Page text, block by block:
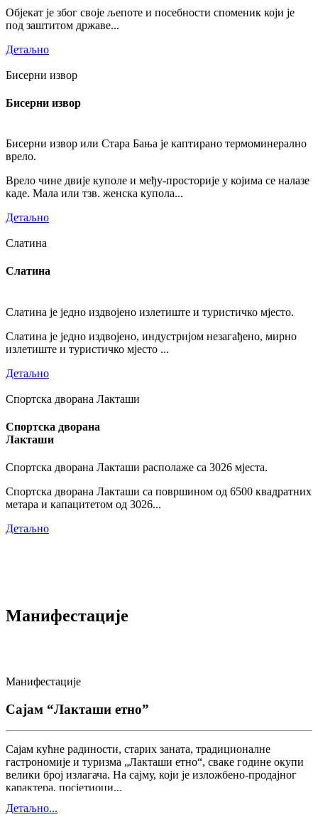
Објекат је због своје љепоте и посебности споменик који је
под заштитом државе...
Детаљно
Бисерни извор
Бисерни извор
Бисерни извор или Стара Бања је каптирано термоминерално
врело.
Врело чине двије куполе и међу-просторије у којима се налазе
каде. Мала или тзв. женска купола...
Детаљно
Слатина
Слатина
Слатина је једно издвојено излетиште и туристичко мјесто.
Слатина је једно издвојено, индустријом незагађено, мирно
излетиште и туристичко мјесто ...
Детаљно
Спортска дворана Лакташи
Спортска дворана
Лакташи
Спортска дворана Лакташи располаже са 3026 мјеста.
Спортска дворана Лакташи са површином од 6500 квадратних
метара и капацитетом од 3026...
Детаљно
Манифестације
Манифестације
Сајам “Лакташи етно”
Сајам кућне радиности, старих заната, традиционалне
гастрономије и туризма „Лакташи етно“, сваке године окупи
велики број излагача. На сајму, који је изложбено-продајног
карактера, посјетиоци...
Детаљно...